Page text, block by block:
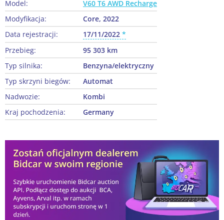
Model:
V60 T6 AWD Recharge
Modyfikacja:
Core, 2022
Data rejestracji:
17/11/2022
Przebieg:
95 303 km
Typ silnika:
Benzyna/elektryczny
Typ skrzyni biegów:
Automat
Nadwozie:
Kombi
Kraj pochodzenia:
Germany